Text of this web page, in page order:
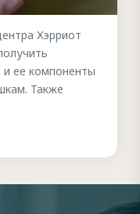
Хэрриот
ее компоненты
Также